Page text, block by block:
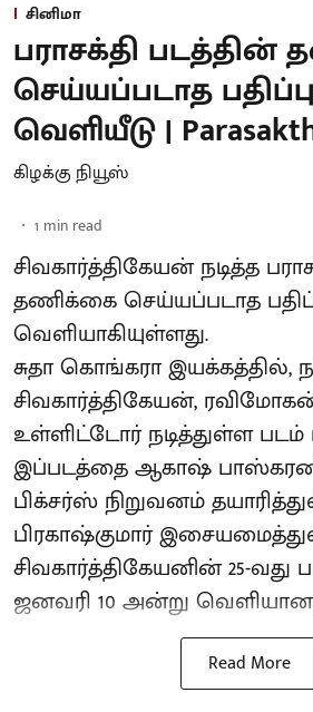
சினிமா
பராசக்தி
செய்யப்படாத
வெளியீடு |
கிழக்கு நியூஸ்
1 min read
சிவகார்த்திகேயன் நடித்த
தணிக்கை செய்யப்படாத
வெளியாகியுள்ளது.
சுதா கொங்கரா இயக்கத்தில்,
சிவகார்த்திகேயன்,
உள்ளிட்டோர் நடித்துள்ள படம்
இப்படத்தை ஆகாஷ்
பிக்சர்ஸ் நிறுவனம்
பிரகாஷ்குமார்
சிவகார்த்திகேயனின் 25-வது
ஜனவரி 10 அன்று
Read More